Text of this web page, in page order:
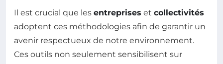
Il est crucial que les entreprises et collectivités
adoptent ces méthodologies afin de garantir un
avenir respectueux de notre environnement.
Ces outils non seulement sensibilisent sur